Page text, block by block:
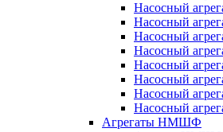
Насосный
Насосный
Насосный
Насосный
Насосный
Насосный
Насосный
Насосный
Агрегаты НМШФ